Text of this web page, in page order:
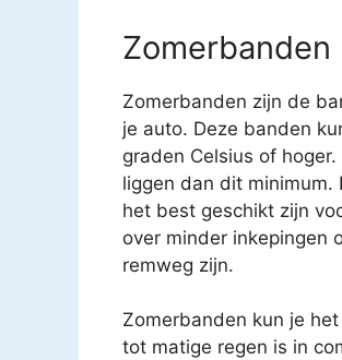
Zomerbanden
Zomerbanden zijn de
je auto. Deze banden
graden Celsius of
liggen dan dit minimum.
het best geschikt zijn
over minder inkepingen
remweg zijn.
Zomerbanden kun je
tot matige regen is in